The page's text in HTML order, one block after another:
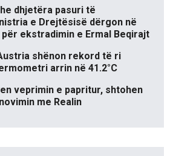
dhjetëra pasuri të
e Drejtësisë dërgon në
ekstradimin e Ermal Beqirajt
shënon rekord të ri
arrin në 41.2°C
veprimin e papritur, shtohen
me Realin